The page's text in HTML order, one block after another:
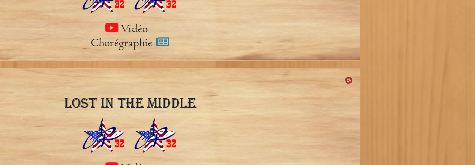
Vidéo -
Chorégraphie
LOST IN THE MIDDLE